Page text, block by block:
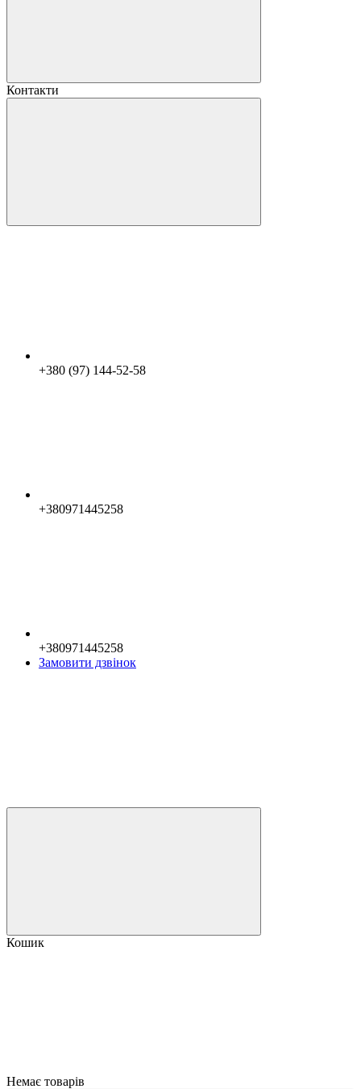
Контакти
+380 (97) 144-52-58
+380971445258
+380971445258
Замовити дзвінок
Кошик
Немає товарів